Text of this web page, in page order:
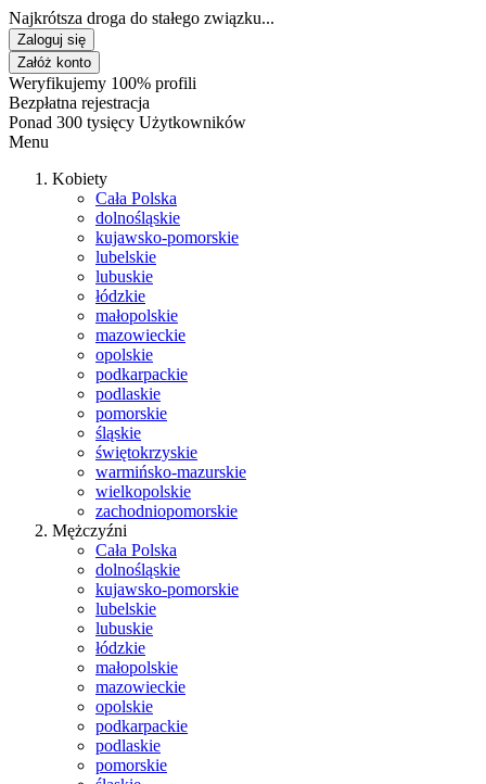
Najkrótsza droga do stałego związku...
Zaloguj się
Załóż konto
Weryfikujemy 100% profili
Bezpłatna rejestracja
Ponad 300 tysięcy Użytkowników
Menu
Kobiety
Cała Polska
dolnośląskie
kujawsko-pomorskie
lubelskie
lubuskie
łódzkie
małopolskie
mazowieckie
opolskie
podkarpackie
podlaskie
pomorskie
śląskie
świętokrzyskie
warmińsko-mazurskie
wielkopolskie
zachodniopomorskie
Mężczyźni
Cała Polska
dolnośląskie
kujawsko-pomorskie
lubelskie
lubuskie
łódzkie
małopolskie
mazowieckie
opolskie
podkarpackie
podlaskie
pomorskie